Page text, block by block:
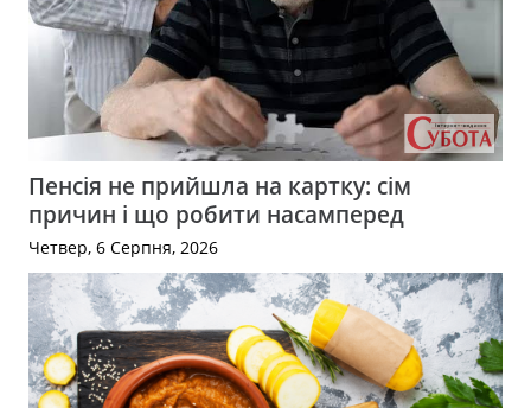
Пенсія не прийшла на картку: сім
причин і що робити насамперед
Четвер, 6 Серпня, 2026